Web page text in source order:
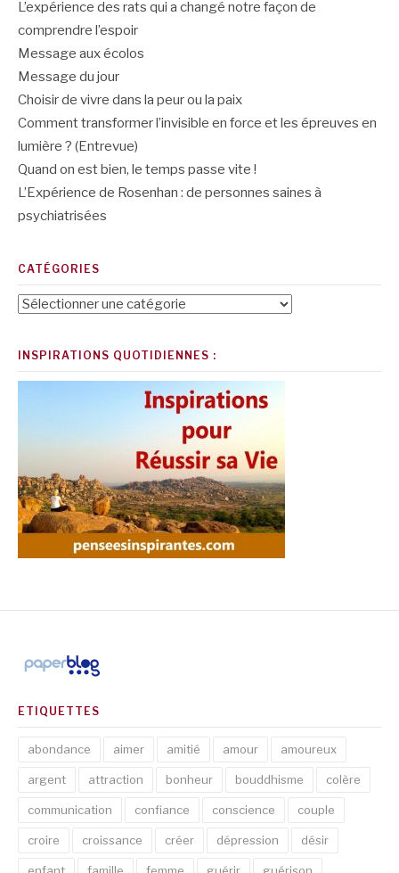
L’expérience des rats qui a changé notre façon de
comprendre l’espoir
Message aux écolos
Message du jour
Choisir de vivre dans la peur ou la paix
Comment transformer l’invisible en force et les épreuves en
lumière ? (Entrevue)
Quand on est bien, le temps passe vite !
L’Expérience de Rosenhan : de personnes saines à
psychiatrisées
CATÉGORIES
Catégories
INSPIRATIONS QUOTIDIENNES :
ETIQUETTES
abondance aimer amitié amour amoureux
argent attraction bonheur bouddhisme colère
communication confiance conscience couple
croire croissance créer dépression désir
enfant famille femme guérir guérison